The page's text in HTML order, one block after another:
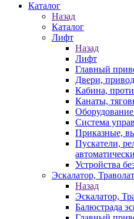
Каталог
Назад
Каталог
Лифт
Назад
Лифт
Главный
Двери,
Кабина,
Канаты,
Система
Приказные,
Пускатели,
Устройства
Эскалатор,
Назад
Эскалатор,
Балюстрада